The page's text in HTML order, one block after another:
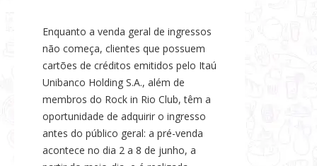
Enquanto a venda geral de ingressos
não começa, clientes que possuem
cartões de créditos emitidos pelo Itaú
Unibanco Holding S.A., além de
membros do Rock in Rio Club, têm a
oportunidade de adquirir o ingresso
antes do público geral: a pré-venda
acontece no dia 2 a 8 de junho, a